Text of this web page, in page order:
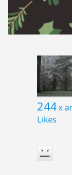
244x
Likes